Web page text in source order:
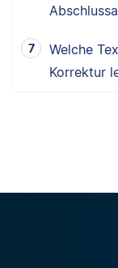
Welche
Korrektur